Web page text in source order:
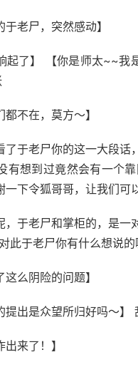
老尸，突然感动】
起了】 【你是师太~~
不在，莫方～】
了于老尸你的这一大段
有想到过竟然会有一个
下令狐哥哥，让我们可
，于老尸和掌柜的，是
此于老尸你有什么想说的
么阴险的问题】
提出是众望所归好吗～】
来了！】